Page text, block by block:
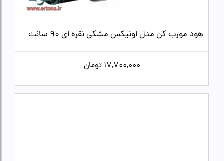
هود مورب کن مدل اونیکس مشکی نقره ای 90 سانت
17,700,000 تومان